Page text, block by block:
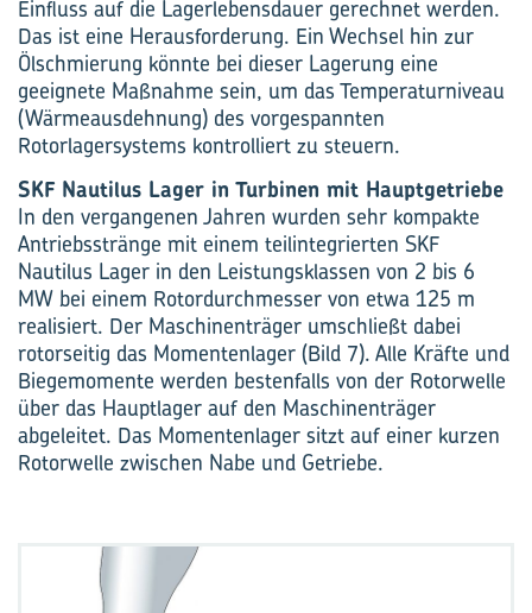
Einfluss auf die Lagerlebensdauer gerechnet werden.
Das ist eine Herausforderung. Ein Wechsel hin zur
Ölschmierung könnte bei dieser Lagerung eine
geeignete Maßnahme sein, um das Temperaturniveau
(Wärmeausdehnung) des vorgespannten
Rotorlagersystems kontrolliert zu steuern.
SKF Nautilus Lager in Turbinen mit Hauptgetriebe
In den vergangenen Jahren wurden sehr kompakte
Antriebsstränge mit einem teilintegrierten SKF
Nautilus Lager in den Leistungsklassen von 2 bis 6
MW bei einem Rotordurchmesser von etwa 125 m
realisiert. Der Maschinenträger umschließt dabei
rotorseitig das Momenten­lager (Bild 7). Alle Kräfte und
Biege­momente werden bestenfalls von der Rotorwelle
über das Hauptlager auf den Maschinen­träger
abgeleitet. Das Momenten­lager sitzt auf einer kurzen
Rotorwelle zwischen Nabe und Getriebe.